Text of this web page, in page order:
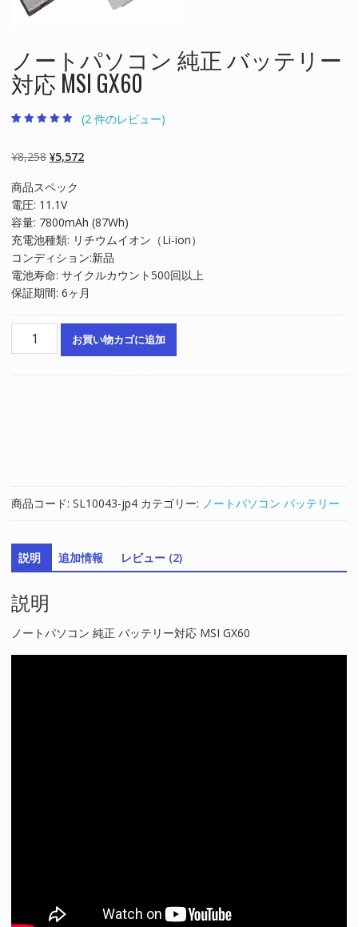
ノートパソコン 純正 バッテリー
対応 MSI GX60
段階評価のう
ち、4.50 点
(2 件のレビュー)
¥8,258 元
価
格
は
¥8,258
で
し
た。
¥5,572現
格
は
¥5,572
で
す。
商品スペック
電圧: 11.1V
容量: 7800mAh (87Wh)
充電池種類: リチウムイオン（Li-ion）
コンディション:新品
電池寿命: サイクルカウント500回以上
保証期間: 6ヶ月
バ
ッ
テ
リ
ー
応
MSI
GX60
お買い物カゴに追加
商品コード: SL10043-jp4 カテゴリー: ノートパソコン バッテリー
説明 追加情報 レビュー (2)
説明
ノートパソコン 純正 バッテリー対応 MSI GX60